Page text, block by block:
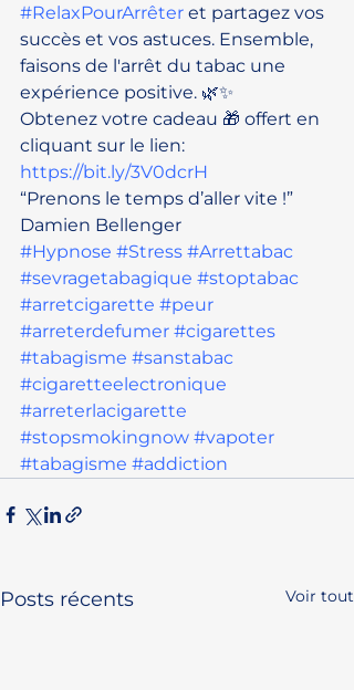
#RelaxPourArrêter et partagez vos
succès et vos astuces. Ensemble,
faisons de l'arrêt du tabac une
expérience positive. 🌿✨
Obtenez votre cadeau 🎁 offert en
cliquant sur le lien:
https://bit.ly/3V0dcrH
“Prenons le temps d’aller vite !”
Damien Bellenger
#Hypnose #Stress #Arrettabac
#sevragetabagique #stoptabac
#arretcigarette #peur
#arreterdefumer #cigarettes
#tabagisme #sanstabac
#cigaretteelectronique
#arreterlacigarette
#stopsmokingnow #vapoter
#tabagisme #addiction
Posts récents Voir tout